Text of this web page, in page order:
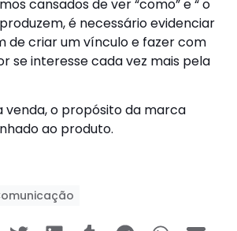
cansados de ver “como” e “ o
é necessário evidenciar
de criar um vínculo e fazer com
se interesse cada vez mais pela
venda, o propósito da marca
ao produto.